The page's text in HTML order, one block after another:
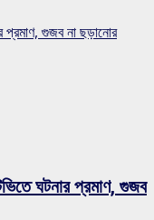
প্রমাণ, গুজব না ছড়ানোর
ঘটনার প্রমাণ, গুজব